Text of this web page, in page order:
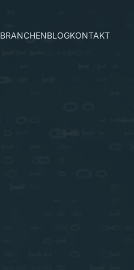
BRANCHENBLOGKONTAKT